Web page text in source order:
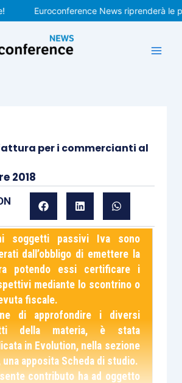
Euroconference News riprenderà le
per i commercianti al
2018
soggetti passivi Iva sono
dall’obbligo di emettere la
potendo essi certificare i
mediante lo scontrino o
fiscale.
di approfondire i diversi
della materia, è stata
in Evolution, nella sezione
una apposita Scheda di studio.
contributo ha ad oggetto